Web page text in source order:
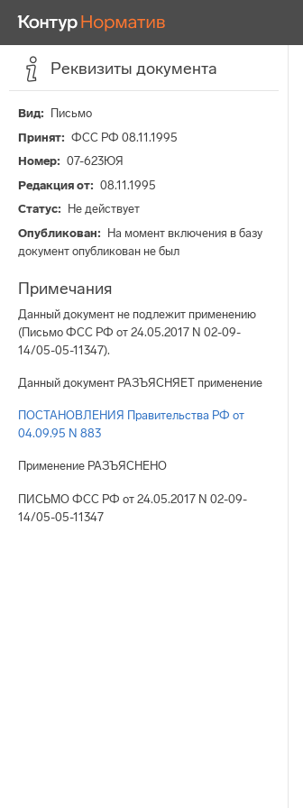
Реквизиты документа
Вид
Письмо
Принят
ФСС РФ 08.11.1995
Номер
07-623ЮЯ
Редакция от
08.11.1995
Статус
Не действует
Опубликован
На момент включения в базу
документ опубликован не был
Примечания
Данный документ не подлежит применению
(Письмо ФСС РФ от 24.05.2017 N 02-09-
14/05-05-11347).
Данный документ РАЗЪЯСНЯЕТ применение
ПОСТАНОВЛЕНИЯ Правительства РФ от
04.09.95 N 883
Применение РАЗЪЯСНЕНО
ПИСЬМО ФСС РФ от 24.05.2017 N 02-09-
14/05-05-11347